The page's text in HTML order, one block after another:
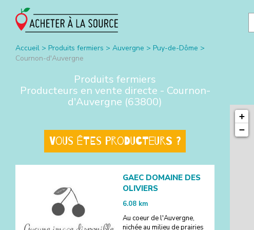
Accueil > Produits fermiers > Auvergne > Puy-de-Dôme >
Cournon-d'Auvergne
Produits fermiers
Producteurs en vente directe - Cournon-
d'Auvergne (63800)
Vous êtes producteurs ?
GAEC DOMAINE DES
OLIVIERS
6.08 km
Au coeur de l'Auvergne,
nichée au milieu de prairies
+
−